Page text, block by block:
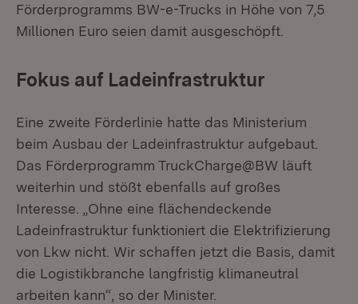
Förderprogramms BW-e-Trucks in Höhe von 7,5
Millionen Euro seien damit ausgeschöpft.
Fokus auf Ladeinfrastruktur
Eine zweite Förderlinie hatte das Ministerium
beim Ausbau der Ladeinfrastruktur aufgebaut.
Das Förderprogramm TruckCharge@BW läuft
weiterhin und stößt ebenfalls auf großes
Interesse. „Ohne eine flächendeckende
Ladeinfrastruktur funktioniert die Elektrifizierung
von Lkw nicht. Wir schaffen jetzt die Basis, damit
die Logistikbranche langfristig klimaneutral
arbeiten kann“, so der Minister.